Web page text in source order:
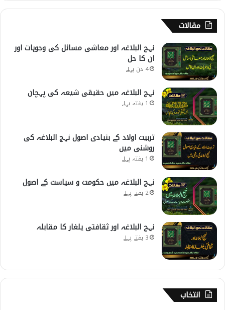
مقالات
نہج البلاغہ اور معاشی مسائل کی وجوہات اور
ان کا حل
4 دن پہلے
نہج البلاغہ میں حقیقی شیعہ کی پہچان
1 ہفتہ پہلے
تربیت اولاد کے بنیادی اصول نہج البلاغہ کی
روشنی میں
1 ہفتہ پہلے
نہج البلاغہ میں حکومت و سیاست کے اصول
2 ہفتے پہلے
نہج البلاغہ اور ثقافتی یلغار کا مقابلہ
3 ہفتے پہلے
انتخاب